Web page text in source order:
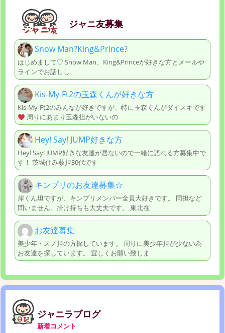
ジャニ友募集
Snow Man?King&Prince?
はじめまして♡ Snow Man、King&Princeが好きな方とメールや
ラインでお話しし
Kis-My-Ft2の玉森くんが好きな方
Kis-My-Ft2のみんなが好きですが、特に玉森くんがダイスキです
周りにあまり玉森担がいないの
Hey! Say! JUMP好きな方
Hey! Say! JUMP好きな友達が居ないので一緒に語れる方募集中で
す！ 茨城住み薮担30代です
キンプリのお友達募集☆
岸くん坦ですが、キンプリメンバー全員大好きです。 同担など
問いません。掛け持ちも大丈夫です。 東北在
お友達募集
美少年・スノ担の方探しています。 周りに美少年担が少ない為
お友達を探しています。 宜しくお願い致しま
ジャニラブログ
新着コメント